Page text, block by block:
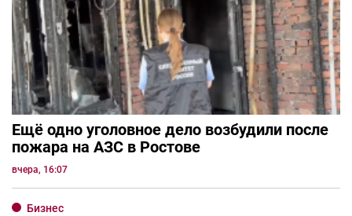
Ещё одно уголовное дело возбудили после
пожара на АЗС в Ростове
вчера, 16:07
Бизнес